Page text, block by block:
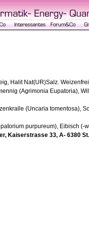
Halit Nat(UR)Salz.
(Agrimonia Eupatoria),
(Uncaria tomentosa),
purpureum), Eibisch (-
Kaiserstrasse 33, A- 6380